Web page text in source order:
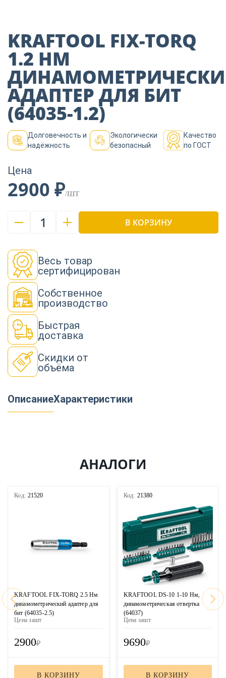
Декор
Изоляция
Инструменты
KRAFTOOL FIX-TORQ
1.2 НМ
АДАПТЕР ДЛЯ БИТ
(64035-1.2)
Долговечность и
надёжность
Экологически
безопасный
Качество
по ГОСТ
Цена
2900 ₽/ШТ
1 В КОРЗИНУ
Весь товар
сертифицирован
Собственное
производство
Быстрая
доставка
Скидки от
объёма
ОписаниеХарактеристики
АНАЛОГИ
Код: 21520
KRAFTOOL FIX-TORQ 2.5 Нм
динамометрический адаптер для
бит (64035-2.5)
Цена зашт
2900₽
В КОРЗИНУ
Код: 21380
KRAFTOOL DS-10 1-10 Нм,
динамометрическая отвертка
(64037)
Цена зашт
9690₽
В КОРЗИНУ